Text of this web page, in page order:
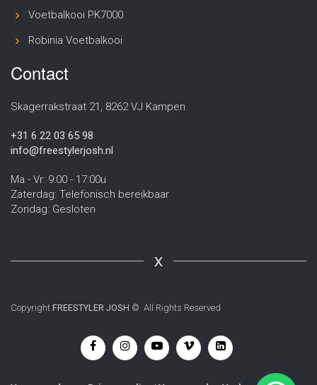
Voetbalkooi PK7000
Robinia Voetbalkooi
Contact
Skagerrakstraat 21, 8262 VJ Kampen
+31 6 22 03 65 98
info@freestylerjosh.nl
Ma - Vr: 9:00 - 17:00u
Zaterdag: Telefonisch bereikbaar
Zondag: Gesloten
X
Copyright FREESTYLER JOSH © All Rights Reserved